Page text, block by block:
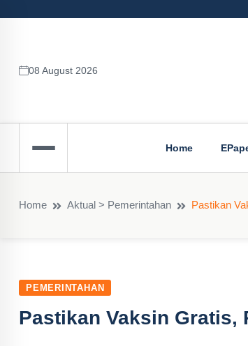
08 August 2026
Home
Home Aktual > Pemerintahan Pastikan
PEMERINTAHAN
Pastikan Vaksin Gratis,